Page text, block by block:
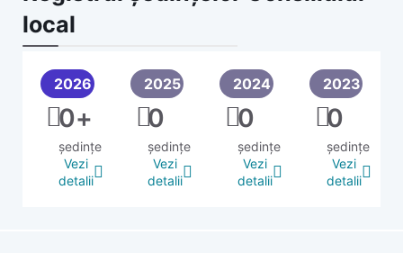
local
2026
ședințe
0+
Vezi
detalii
2025
ședințe
0
Vezi
detalii
2024
ședințe
0
Vezi
detalii
2023
ședințe
0
Vezi
detalii